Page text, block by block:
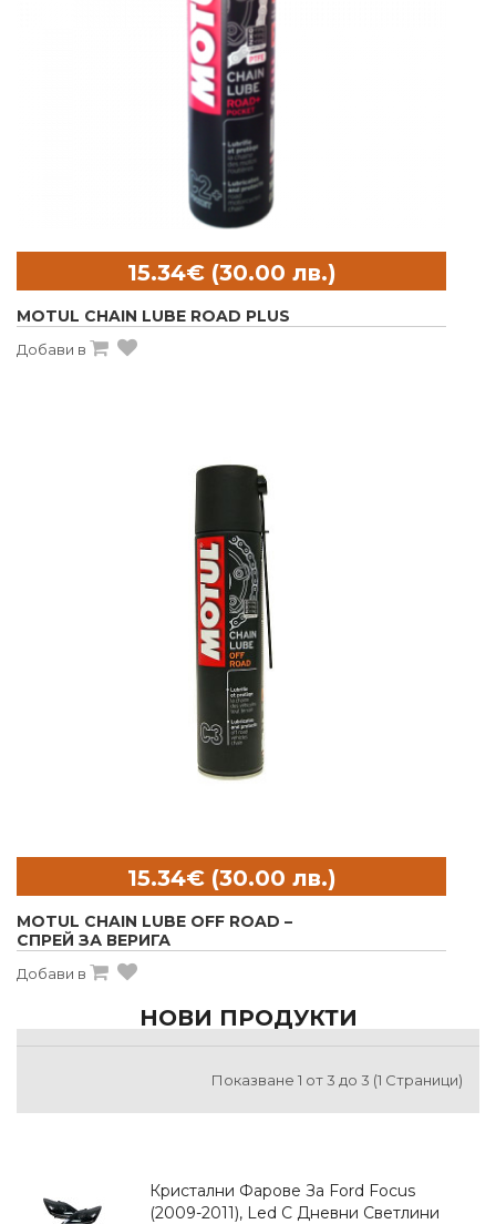
MOTUL CHAIN LUBE ROAD PLUS
Добави в
MOTUL CHAIN LUBE OFF ROAD –
СПРЕЙ ЗА ВЕРИГА
Добави в
Показване 1 от 3 до 3 (1 Страници)
НОВИ ПРОДУКТИ
Кристални Фарове За Ford Focus
(2009-2011), Led С Дневни Светлини